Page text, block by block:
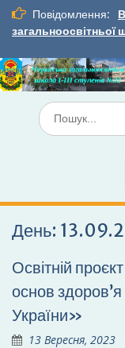
Перейти
вмісту
Повідомлення:
загальноосвітньої
Шукати:
День:
Освітній
основ
України»
13 Вересня, 2023